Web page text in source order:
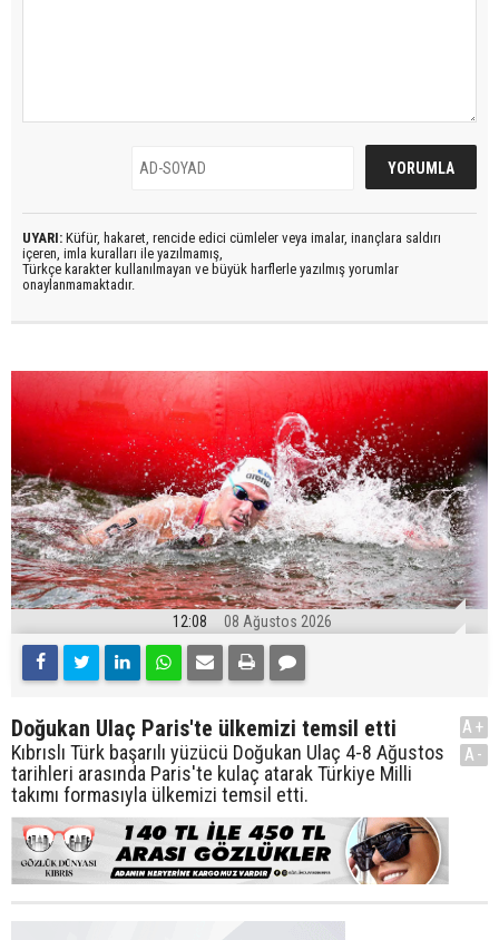
UYARI: Küfür, hakaret, rencide edici cümleler veya imalar, inançlara saldırı
içeren, imla kuralları ile yazılmamış,
Türkçe karakter kullanılmayan ve büyük harflerle yazılmış yorumlar
onaylanmamaktadır.
12:08 08 Ağustos 2026
Doğukan Ulaç Paris'te ülkemizi temsil etti
Kıbrıslı Türk başarılı yüzücü Doğukan Ulaç 4-8 Ağustos
tarihleri arasında Paris'te kulaç atarak Türkiye Milli
takımı formasıyla ülkemizi temsil etti.
A+
A-